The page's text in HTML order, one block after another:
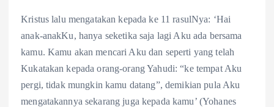
Kristus lalu mengatakan kepada ke 11 rasulNya: ‘Hai
anak-anakKu, hanya seketika saja lagi Aku ada bersama
kamu. Kamu akan mencari Aku dan seperti yang telah
Kukatakan kepada orang-orang Yahudi: “ke tempat Aku
pergi, tidak mungkin kamu datang”, demikian pula Aku
mengatakannya sekarang juga kepada kamu’ (Yohanes